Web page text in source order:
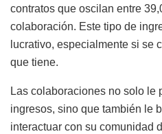
contratos que oscilan entre
colaboración. Este tipo de
lucrativo, especialmente si se
que tiene.
Las colaboraciones no solo le
ingresos, sino que también le
interactuar con su comunidad